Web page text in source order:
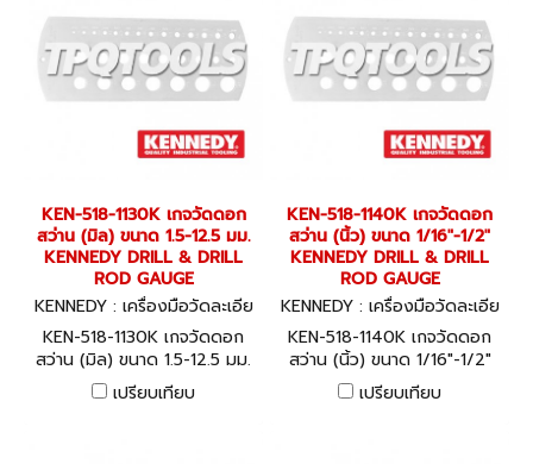
KEN-518-1130K เกจวัดดอก
สว่าน (มิล) ขนาด 1.5-12.5 มม.
KENNEDY DRILL & DRILL
ROD GAUGE
KENNEDY : เครื่องมือวัดละเอีย
ด KEN-518-1130K
KEN-518-1130K เกจวัดดอก
สว่าน (มิล) ขนาด 1.5-12.5 มม.
KENNEDY DRILL & DRILL
ROD GAUGE
เปรียบเทียบ
KEN-518-1140K เกจวัดดอก
สว่าน (นิ้ว) ขนาด 1/16"-1/2"
KENNEDY DRILL & DRILL
ROD GAUGE
KENNEDY : เครื่องมือวัดละเอีย
ด KEN-518-1140K
KEN-518-1140K เกจวัดดอก
สว่าน (นิ้ว) ขนาด 1/16"-1/2"
KENNEDY DRILL & DRILL
ROD GAUGE
เปรียบเทียบ